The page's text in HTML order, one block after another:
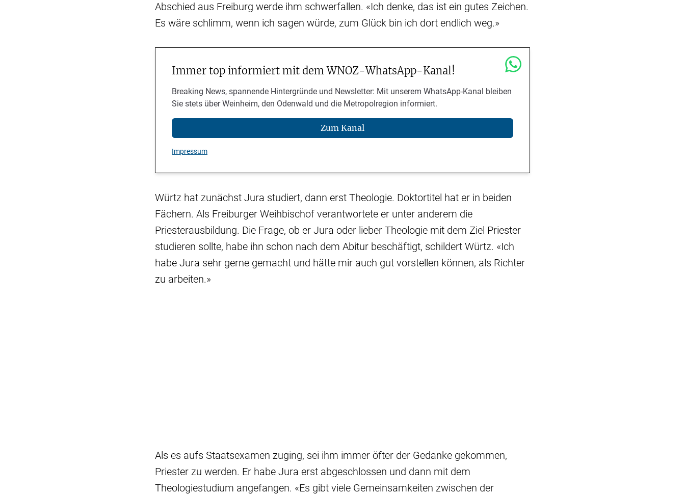
Abschied aus Freiburg werde ihm schwerfallen. «Ich denke, das ist ein gutes Zeichen.
Es wäre schlimm, wenn ich sagen würde, zum Glück bin ich dort endlich weg.»
Immer top informiert mit dem WNOZ-WhatsApp-Kanal!
Breaking News, spannende Hintergründe und Newsletter: Mit unserem WhatsApp-Kanal bleiben
Sie stets über Weinheim, den Odenwald und die Metropolregion informiert.
Zum Kanal
Impressum
Würtz hat zunächst Jura studiert, dann erst Theologie. Doktortitel hat er in beiden
Fächern. Als Freiburger Weihbischof verantwortete er unter anderem die
Priesterausbildung. Die Frage, ob er Jura oder lieber Theologie mit dem Ziel Priester
studieren sollte, habe ihn schon nach dem Abitur beschäftigt, schildert Würtz. «Ich
habe Jura sehr gerne gemacht und hätte mir auch gut vorstellen können, als Richter
zu arbeiten.»
Als es aufs Staatsexamen zuging, sei ihm immer öfter der Gedanke gekommen,
Priester zu werden. Er habe Jura erst abgeschlossen und dann mit dem
Theologiestudium angefangen. «Es gibt viele Gemeinsamkeiten zwischen der